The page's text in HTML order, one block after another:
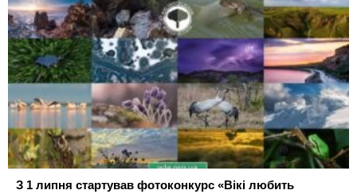
З 1 липня стартував фотоконкурс «Вікі любить